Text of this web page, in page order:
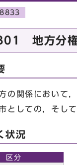
地方分権
の関係において
としての，そし
状況
区分